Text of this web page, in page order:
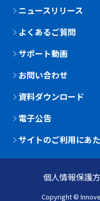
ニュースリリース
よくあるご質問
サポート動画
お問い合わせ
資料ダウンロード
電子公告
サイトのご利用にあ
個人情報保護
Copyright ©